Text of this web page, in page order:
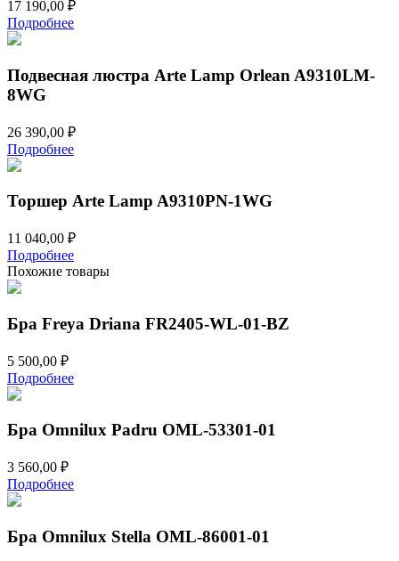
17 190,00 ₽
Подробнее
Подвесная люстра Arte Lamp Orlean A9310LM-
8WG
26 390,00 ₽
Подробнее
Торшер Arte Lamp A9310PN-1WG
11 040,00 ₽
Подробнее
Похожие товары
Бра Freya Driana FR2405-WL-01-BZ
5 500,00 ₽
Подробнее
Бра Omnilux Padru OML-53301-01
3 560,00 ₽
Подробнее
Бра Omnilux Stella OML-86001-01